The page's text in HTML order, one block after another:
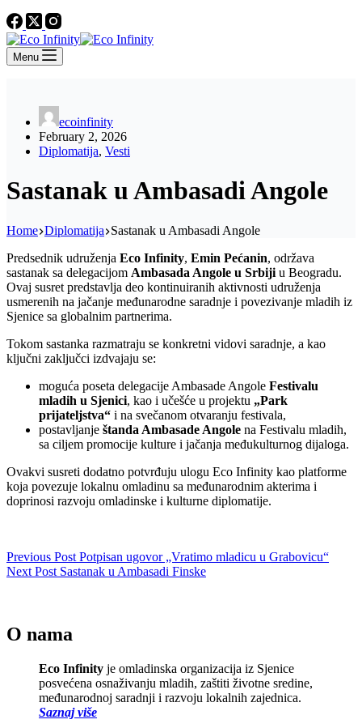
Menu
ecoinfinity
February 2, 2026
Diplomatija, Vesti
Sastanak u Ambasadi Angole
Home Diplomatija Sastanak u Ambasadi Angole
Predsednik udruženja Eco Infinity, Emin Pećanin, održava
sastanak sa delegacijom Ambasada Angole u Srbiji u Beogradu.
Ovaj susret predstavlja deo kontinuiranih aktivnosti udruženja
usmerenih na jačanje međunarodne saradnje i povezivanje mladih iz
Sjenice sa globalnim partnerima.
Tokom sastanka razmatraju se konkretni vidovi saradnje, a kao
ključni zaključci izdvajaju se:
moguća poseta delegacije Ambasade Angole Festivalu
mladih u Sjenici, kao i učešće u projektu „Park
prijateljstva“ i na svečanom otvaranju festivala,
postavljanje štanda Ambasade Angole na Festivalu mladih,
sa ciljem promocije kulture i jačanja međukulturnog dijaloga.
Ovakvi susreti dodatno potvrđuju ulogu Eco Infinity kao platforme
koja povezuje lokalnu omladinu sa međunarodnim akterima i
doprinosi razvoju omladinske i kulturne diplomatije.
Previous Post Potpisan ugovor „Vratimo mladicu u Grabovicu“
Next Post Sastanak u Ambasadi Finske
O nama
Eco Infinity je omladinska organizacija iz Sjenice
posvećena osnaživanju mladih, zaštiti životne sredine,
međunarodnoj saradnji i razvoju lokalnih zajednica.
Saznaj više